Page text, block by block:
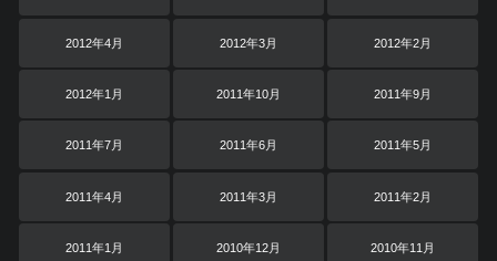
2012年4月 2012年3月 2012年2月
2012年1月 2011年10月 2011年9月
2011年7月 2011年6月 2011年5月
2011年4月 2011年3月 2011年2月
2011年1月 2010年12月 2010年11月